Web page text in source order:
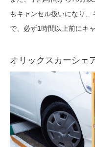
もキャンセル扱いになり
で、必ず1時間以上前にキ
オリックスカーシェ